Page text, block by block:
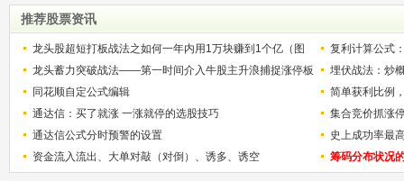
推荐股票资讯
龙头股超短打板战法之如何一年内用1万块赚到1个亿（图
解）
复利计算公式
少？
龙头蓄力突破战法——第一时间介入牛股主升浪捕捉涨停板
的技巧（图解）
埋伏战法：炒
同花顺自定公式编辑
简单获利比例
用
通达信：买了就涨 一涨就停的选股技巧
集合竞价抓涨
通达信公式分时预警的设置
史上成功率最
称选股法宝！
资金流入流出、大单对敲（对倒）、诱多、诱空 筹码分布状况